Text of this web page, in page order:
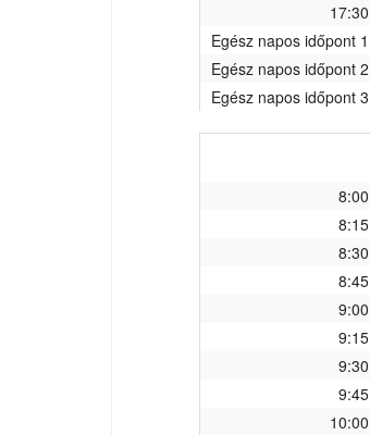
17:30
Egész napos időpont 1
Egész napos időpont 2
Egész napos időpont 3
8:00
8:15
8:30
8:45
9:00
9:15
9:30
9:45
10:00